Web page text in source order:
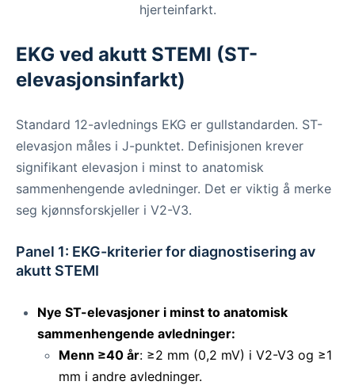
hjerteinfarkt.
EKG ved akutt STEMI (ST-
elevasjonsinfarkt)
Standard 12-avlednings EKG er gullstandarden. ST-
elevasjon måles i J-punktet. Definisjonen krever
signifikant elevasjon i minst to anatomisk
sammenhengende avledninger. Det er viktig å merke
seg kjønnsforskjeller i V2-V3.
Panel 1: EKG-kriterier for diagnostisering av
akutt STEMI
Nye ST-elevasjoner i minst to anatomisk
sammenhengende avledninger:
Menn ≥40 år: ≥2 mm (0,2 mV) i V2-V3 og ≥1
mm i andre avledninger.